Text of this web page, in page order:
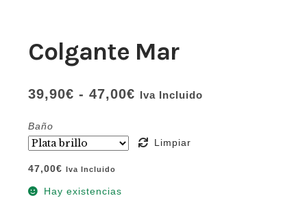
Colgante Mar
39,90€ - 47,00€ Rango
desde
Iva Incluido
Baño
Limpiar
47,00€ Iva Incluido
Hay existencias